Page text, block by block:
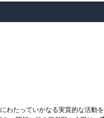
わたっていかなる実質的な活動